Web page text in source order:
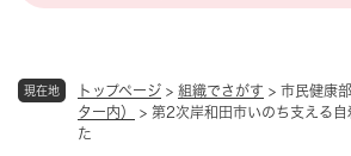
現在地 トップページ > 組織でさがす > 市民健康部
ター内）
> 第2次岸和田市いのち支える
た